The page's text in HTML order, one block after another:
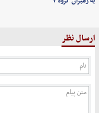
ارسال نظر